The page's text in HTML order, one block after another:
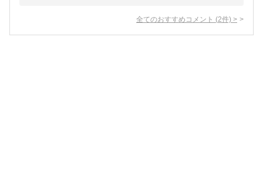
全てのおすすめコメント (2件) >